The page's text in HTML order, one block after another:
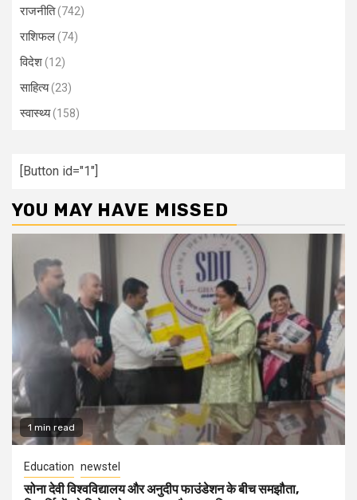
राजनीति(742)
राशिफल(74)
विदेश(12)
साहित्य(23)
स्वास्थ्य(158)
[Button id="1"]
YOU MAY HAVE MISSED
1 min read
Education newstel
सोना देवी विश्वविद्यालय और अनुदीप फाउंडेशन के बीच समझौता,